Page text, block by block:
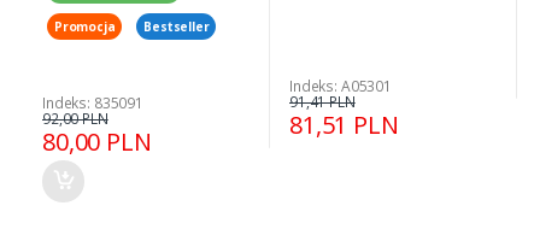
Promocja Bestseller
Indeks: 835091
80,00 PLN
92,00 PLN
Indeks: A05301
81,51 PLN
91,41 PLN